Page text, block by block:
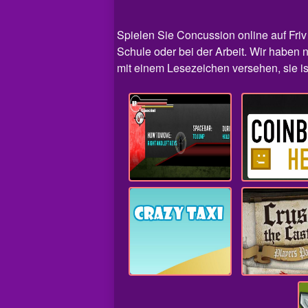
Spielen Sie Concussion​ online auf
Schule oder bei der Arbeit. Wir haben
mit einem Lesezeichen versehen, sie